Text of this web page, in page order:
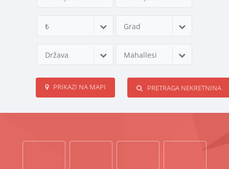
₺ Grad
Država Mahallesi
PRIKAZI NA MAPI PRETRAGA NEKRETNINA